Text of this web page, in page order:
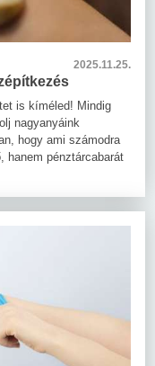
2025.11.25.
is kíméled! Mindig
nagyanyáink
hogy ami számodra
hanem pénztárcabarát